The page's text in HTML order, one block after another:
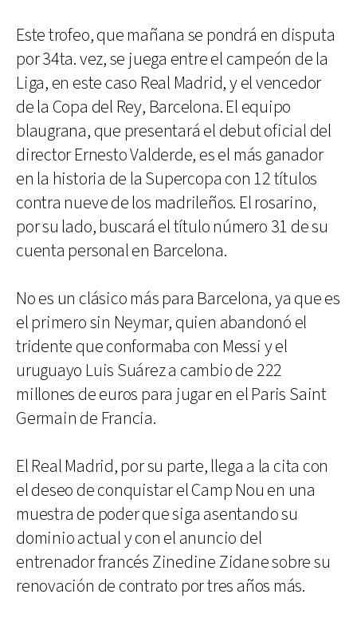
Este trofeo, que mañana se pondrá en disputa
por 34ta. vez, se juega entre el campeón de la
Liga, en este caso Real Madrid, y el vencedor
de la Copa del Rey, Barcelona. El equipo
blaugrana, que presentará el debut oficial del
director Ernesto Valderde, es el más ganador
en la historia de la Supercopa con 12 títulos
contra nueve de los madrileños. El rosarino,
por su lado, buscará el título número 31 de su
cuenta personal en Barcelona.
No es un clásico más para Barcelona, ya que es
el primero sin Neymar, quien abandonó el
tridente que conformaba con Messi y el
uruguayo Luis Suárez a cambio de 222
millones de euros para jugar en el Paris Saint
Germain de Francia.
El Real Madrid, por su parte, llega a la cita con
el deseo de conquistar el Camp Nou en una
muestra de poder que siga asentando su
dominio actual y con el anuncio del
entrenador francés Zinedine Zidane sobre su
renovación de contrato por tres años más.